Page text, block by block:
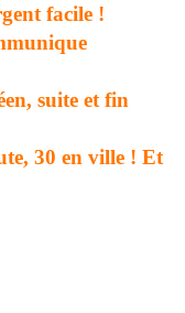
facile !
suite et fin
30 en ville ! Et